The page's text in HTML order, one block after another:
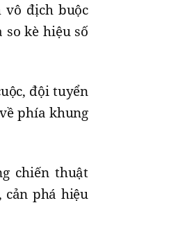
địch buộc
kè hiệu số
đội tuyển
phía khung
chiến thuật
cản phá hiệu